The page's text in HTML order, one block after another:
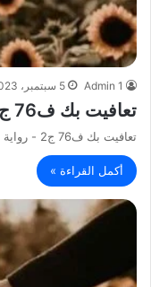
Admin 1 5 سبتمبر، 2023
تعافيت بك ف76 ج2 – رواية تعافيت بك PDF
تعافيت بك ف76 ج2 - رواية تعافيت بك PDF
أكمل القراءة »